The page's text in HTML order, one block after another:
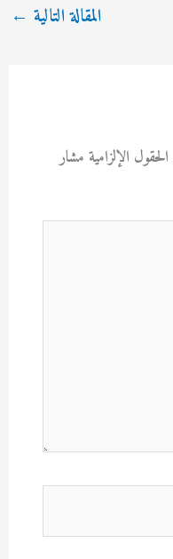
المقالة التالية ←
الحقول الإلزامية مشار